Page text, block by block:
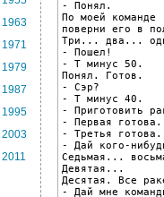
1963
1971
1979
1987
1995
2003
2011
- Понял.
По моей команде
поверни его в
Три... два...
- Пошел!
- T минус 50.
Понял. Готов.
- Сэр?
- T минус 40.
- Приготовить
- Первая
- Третья готова.
- Дай кого-
Седьмая...
Девятая...
Десятая. Все
- Дай мне